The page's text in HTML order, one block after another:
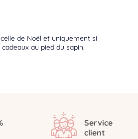
de Noël et uniquement si
au pied du sapin.
Service
client